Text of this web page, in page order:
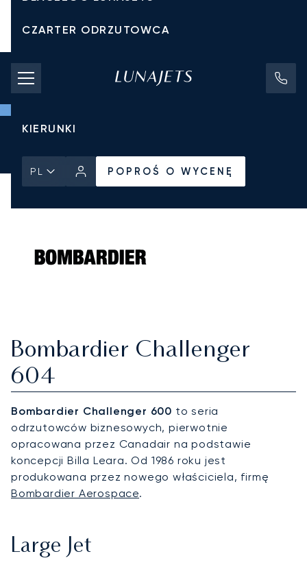
CZARTER ODRZUTOWCA
KOSZTY CZARTERU
PRYWATNE ODRZUTOWCE
KIERUNKI
PL POPROŚ O WYCENĘ
Bombardier Challenger
604
Bombardier Challenger 600 to seria
odrzutowców biznesowych, pierwotnie
opracowana przez Canadair na podstawie
koncepcji Billa Leara. Od 1986 roku jest
produkowana przez nowego właściciela, firmę
Bombardier Aerospace.
Large Jet